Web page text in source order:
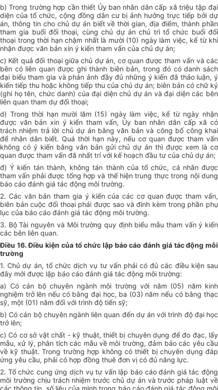
b) Trong trường hợp cần thiết Ủy ban nhân dân cấp xã triệu tập đại
diện của tổ chức, cộng đồng dân cư bị ảnh hưởng trực tiếp bởi dự
án, thông tin cho chủ dự án biết về thời gian, địa điểm, thành phần
tham gia buổi đối thoại, cùng chủ dự án chủ trì tổ chức buổi đối
thoại trong thời hạn chậm nhất là mười (10) ngày làm việc, kể từ khi
nhận được văn bản xin ý kiến tham vấn của chủ dự án;
c) Kết quả đối thoại giữa chủ dự án, cơ quan được tham vấn và các
bên có liên quan được ghi thành biên bản, trong đó có danh sách
đại biểu tham gia và phản ảnh đầy đủ những ý kiến đã thảo luận, ý
kiến tiếp thu hoặc không tiếp thu của chủ dự án; biên bản có chữ ký
(ghi họ tên, chức danh) của đại diện chủ dự án và đại diện các bên
liên quan tham dự đối thoại;
d) Trong thời hạn mười lăm (15) ngày làm việc, kể từ ngày nhận
được văn bản xin ý kiến tham vấn, Ủy ban nhân dân cấp xã có
trách nhiệm trả lời chủ dự án bằng văn bản và công bố công khai
để nhân dân biết. Quá thời hạn này, nếu cơ quan được tham vấn
không có ý kiến bằng văn bản gửi chủ dự án thì được xem là cơ
quan được tham vấn đã nhất trí với kế hoạch đầu tư của chủ dự án;
đ) Ý kiến tán thành, không tán thành của tổ chức, cá nhân được
tham vấn phải được tổng hợp và thể hiện trung thực trong nội dung
báo cáo đánh giá tác động môi trường.
2. Các văn bản tham gia ý kiến của các cơ quan được tham vấn,
biên bản cuộc đối thoại phải được sao và đính kèm trong phần phụ
lục của báo cáo đánh giá tác động môi trường.
3. Bộ Tài nguyên và Môi trường quy định biểu mẫu tham vấn ý kiến
các bên liên quan.
Điều 16. Điều kiện của tổ chức lập báo cáo đánh giá tác động môi
trường
1. Chủ dự án, tổ chức dịch vụ tư vấn phải có đủ các điều kiện sau
đây mới được lập báo cáo đánh giá tác động môi trường:
a) Có cán bộ chuyên ngành môi trường với năm (05) năm kinh
nghiệm trở lên nếu có bằng đại học, ba (03) năm nếu có bằng thạc
sỹ, một (01) năm đối với trình độ tiến sỹ;
b) Có cán bộ chuyên ngành liên quan đến dự án với trình độ đại học
trở lên;
c) Có cơ sở vật chất - kỹ thuật, thiết bị chuyên dụng để đo đạc, lấy
mẫu, xử lý, phân tích các mẫu về môi trường, đảm bảo các yêu cầu
về kỹ thuật. Trong trường hợp không có thiết bị chuyên dụng đáp
ứng yêu cầu, phải có hợp đồng thuê đơn vị có đủ năng lực.
2. Tổ chức cung ứng dịch vụ tư vấn lập báo cáo đánh giá tác động
môi trường chịu trách nhiệm trước chủ dự án và trước pháp luật về
các thông tin, số liệu của mình trong báo cáo đánh giá tác động môi